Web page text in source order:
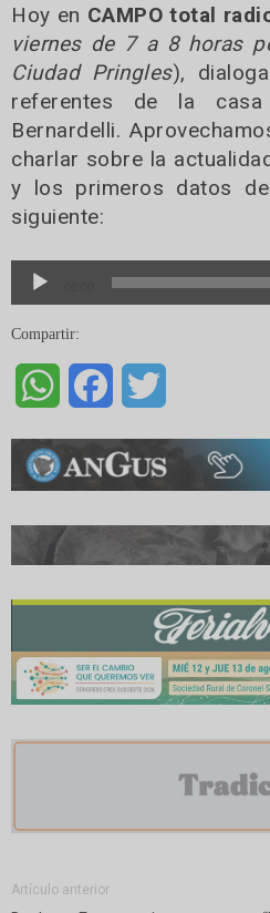
Hoy en CAMPO total
viernes de 7 a 8 horas
Ciudad Pringles),
referentes de la casa
Bernardelli.
charlar sobre la
y los primeros datos
siguiente:
Reproductor
Compartir:
WhatsAppFacebook
Artículo anterior